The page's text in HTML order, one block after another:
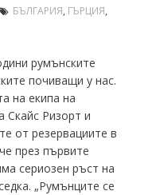
БЪЛГАРИЯ, ГЪРЦИЯ,
румънските
почиващи у нас.
на екипа на
Скайс Ризорт и
от резервациите в
през първите
сериозен ръст на
„Румънците се